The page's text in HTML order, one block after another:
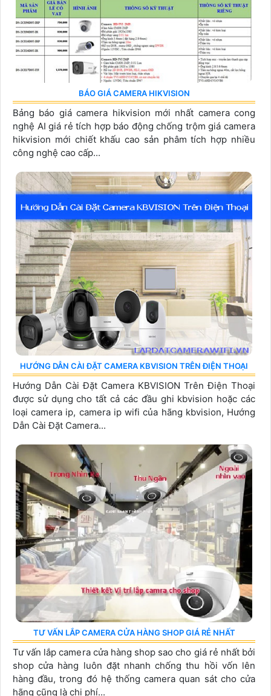
BÁO GIÁ CAMERA HIKVISION
Bảng báo giá camera hikvision mới nhất camera cong
nghệ AI giá rẻ tích hợp báo động chống trộm giá camera
hikvision mới chiết khấu cao sản phâm tích hợp nhiều
công nghệ cao cấp...
HƯỚNG DẪN CÀI ĐẶT CAMERA KBVISION TRÊN ĐIỆN THOẠI
Hướng Dẫn Cài Đặt Camera KBVISION Trên Điện Thoại
được sử dụng cho tất cả các đầu ghi kbvision hoặc các
loại camera ip, camera ip wifi của hãng kbvision, Hướng
Dẫn Cài Đặt Camera...
TƯ VẤN LẮP CAMERA CỬA HÀNG SHOP GIÁ RẺ NHẤT
Tư vấn lắp camera cửa hàng shop sao cho giá rẻ nhất bởi
shop cửa hàng luôn đặt nhanh chống thu hồi vốn lên
hàng đầu, trong đó hệ thống camera quan sát cho cửa
hãng cũng là chi phí...